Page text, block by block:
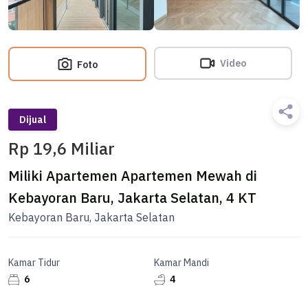
Foto Video
Dijual
Rp 19,6 Miliar
Miliki Apartemen Apartemen Mewah di
Kebayoran Baru, Jakarta Selatan, 4 KT
Kebayoran Baru, Jakarta Selatan
Kamar Tidur
6
Kamar Mandi
4